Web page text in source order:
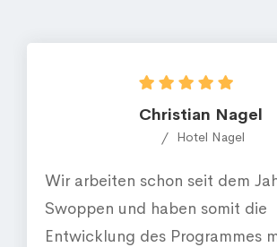
Christian Nagel
Hotel Nagel
Wir arbeiten schon seit dem
Swoppen und haben somit die
Entwicklung des Programmes